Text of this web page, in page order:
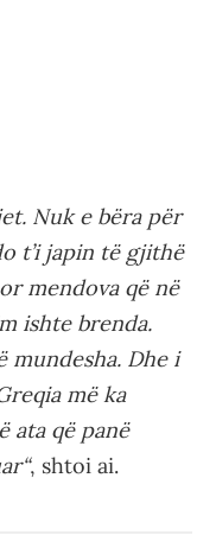
Nuk e bëra për
t’i japin të gjithë
mendova që në
ishte brenda.
mundesha. Dhe i
më ka
ata që panë
, shtoi ai.